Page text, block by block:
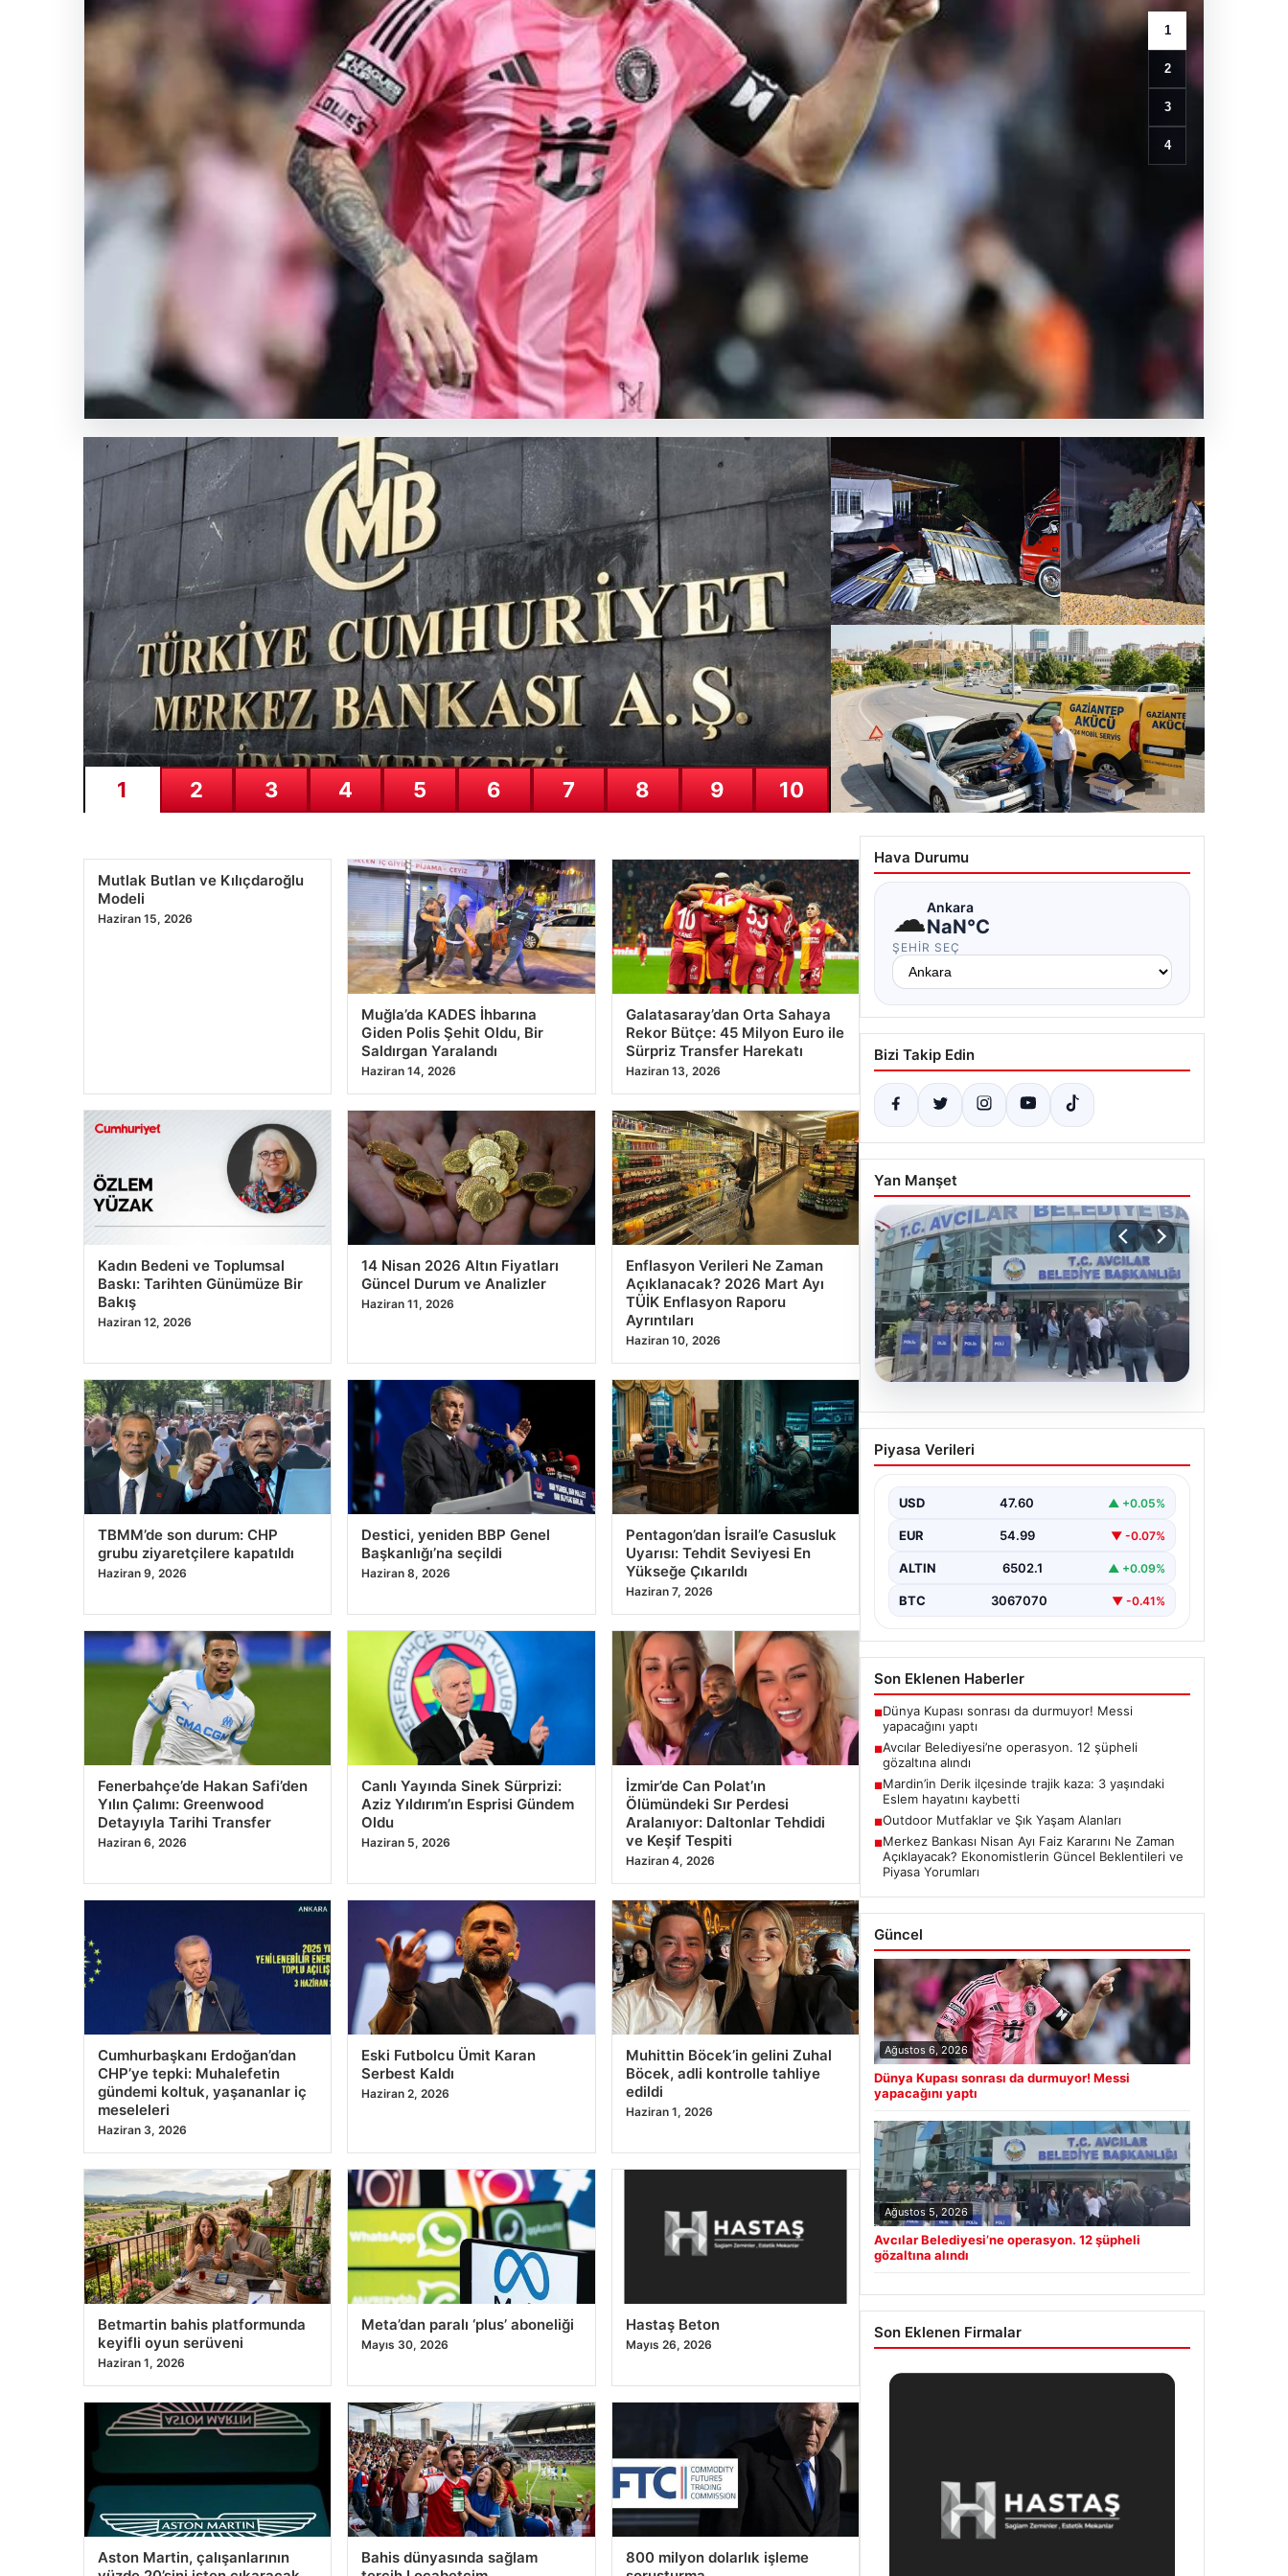
SICAK HABER
05.08.2026
Avcılar Belediyesi’ne operasyon. 12 şüpheli gözaltına alındı
1
2
3
4
Rennes
maçında
Uğurcan
büyük
hata!
1 2 3 4 5 6 7 8 10
Kırıkkale’de Kuvvetli Rüzgarın Yıkıcı Etkisi: Minareler
Çöktü, Çatılar Uçtu
25.07.2026 11:12
Gaziantep İlçeleri Otomobil Enerji Üniteleri –
Gaziantep Akü
24.07.2026 22:07
Haziran 15, 2026
Muğla’da KADES İhbarına
Saldırgan Yaralandı
Haziran 14, 2026
Galatasaray’dan Orta Sahaya
Sürpriz Transfer Harekatı
Haziran 13, 2026
Bakış
Haziran 12, 2026
14 Nisan 2026 Altın Fiyatları
Haziran 11, 2026
Enflasyon Verileri Ne Zaman
TÜİK Enflasyon Raporu
Ayrıntıları
Haziran 10, 2026
TBMM’de son durum: CHP
Haziran 9, 2026
Destici, yeniden BBP Genel
Haziran 8, 2026
Pentagon’dan İsrail’e Casusluk
Yükseğe Çıkarıldı
Haziran 7, 2026
Fenerbahçe’de Hakan Safi’den
Detayıyla Tarihi Transfer
Haziran 6, 2026
Canlı Yayında Sinek Sürprizi:
Oldu
Haziran 5, 2026
İzmir’de Can Polat’ın
Aralanıyor: Daltonlar Tehdidi
ve Keşif Tespiti
Haziran 4, 2026
Cumhurbaşkanı Erdoğan’dan
gündemi koltuk, yaşananlar iç
meseleleri
Haziran 3, 2026
Eski Futbolcu Ümit Karan
Haziran 2, 2026
Muhittin Böcek’in gelini Zuhal
edildi
Haziran 1, 2026
Betmartin bahis platformunda
Haziran 1, 2026
Meta’dan paralı ‘plus’ aboneliği
Aston Martin, çalışanlarının
Mayıs 25, 2026
Bahis dünyasında sağlam
Mayıs 24, 2026
800 milyon dolarlık işleme
Mayıs 23, 2026
☁Ankara
ŞEHIR SEÇ
Bizi Takip Edin
Yan Manşet
05.08.2026
12 şüpheli gözaltına alındı
Piyasa Verileri
USD 47.60
EUR 54.99 ▼ -0.07%
ALTIN 6502.1 ▲ +0.09%
BTC 3067070 ▼ -0.41%
Son Eklenen Haberler
■Dünya Kupası sonrası da durmuyor! Messi
yapacağını yaptı
■Avcılar Belediyesi’ne operasyon. 12 şüpheli
gözaltına alındı
■Mardin’in Derik ilçesinde trajik kaza: 3 yaşındaki
Eslem hayatını kaybetti
■Outdoor Mutfaklar ve Şık Yaşam Alanları
Merkez Bankası Nisan Ayı Faiz Kararını Ne Zaman
Açıklayacak? Ekonomistlerin Güncel Beklentileri ve
Piyasa Yorumları
Güncel
Ağustos 6, 2026
Dünya Kupası sonrası da durmuyor! Messi
yapacağını yaptı
Ağustos 5, 2026
Avcılar Belediyesi’ne operasyon. 12 şüpheli
gözaltına alındı
Son Eklenen Firmalar